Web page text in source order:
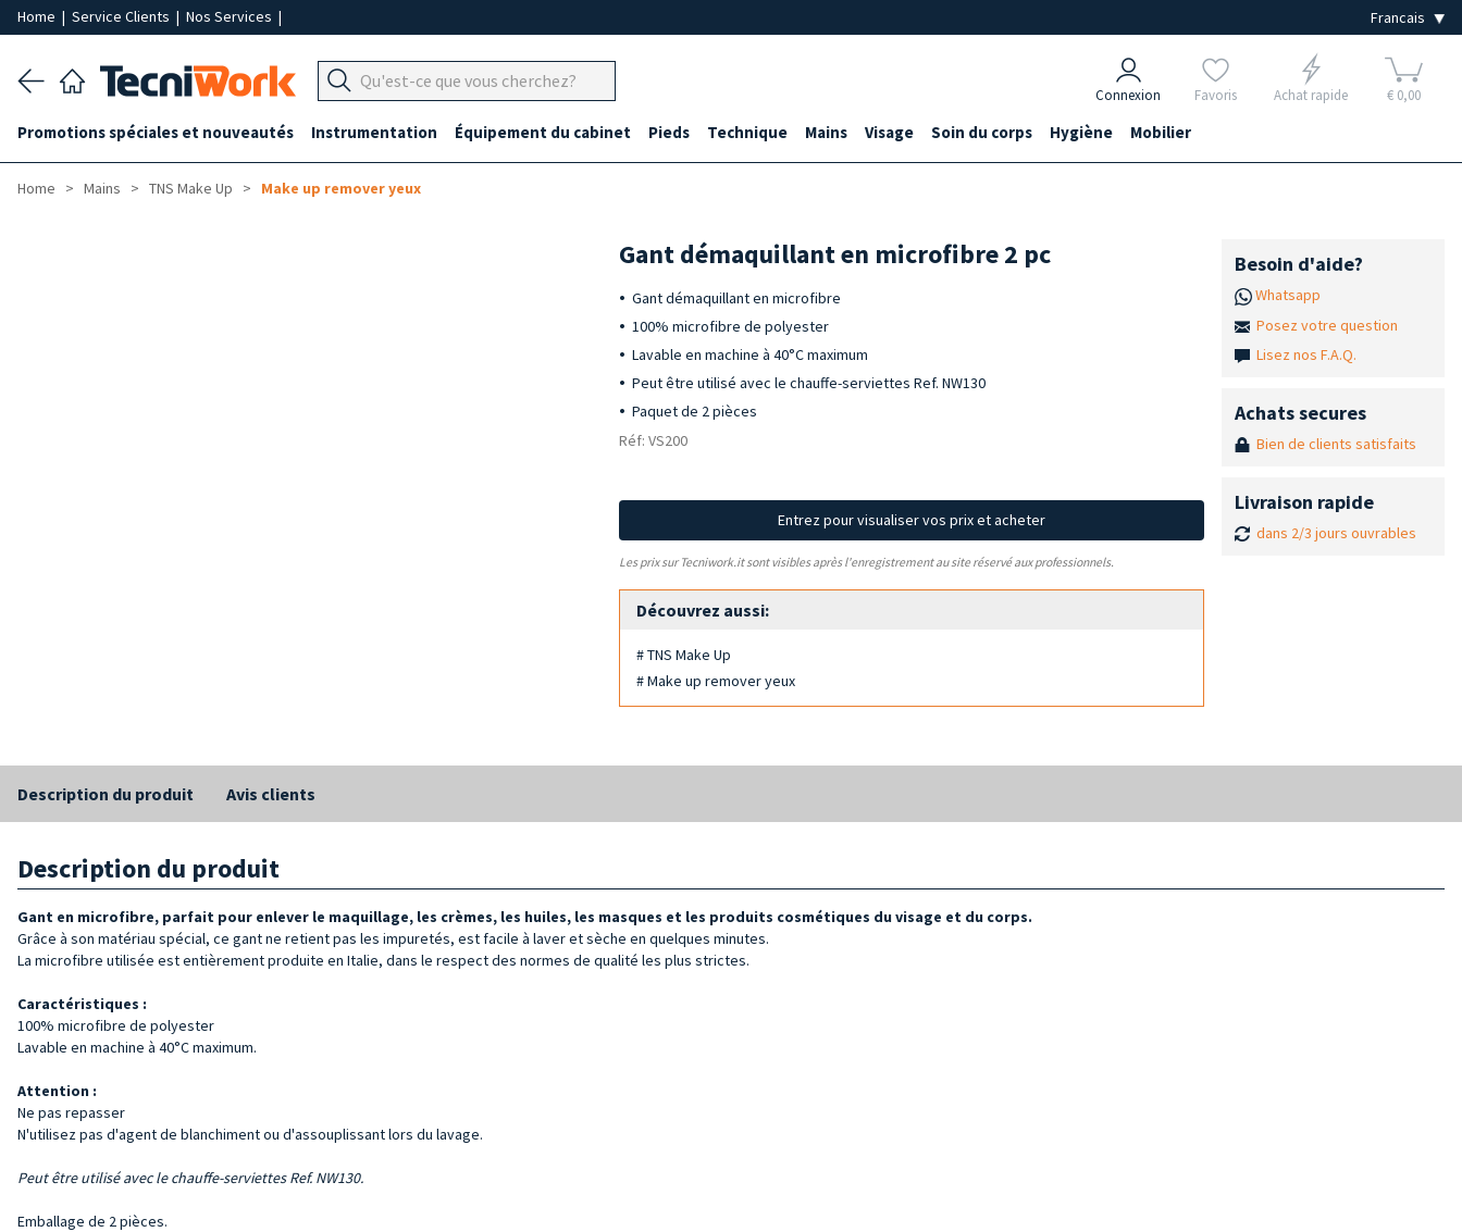
Home | Service Clients | Nos Services |
Connexion Favoris Achat rapide € 0,00
Promotions spéciales et nouveautés Instrumentation Équipement du cabinet Pieds Technique Mains Visage Soin du corps Hygiène Mobilier
Home Mains TNS Make Up Make up remover yeux
Gant démaquillant en microfibre 2 pc
Gant démaquillant en microfibre
100% microfibre de polyester
Lavable en machine à 40°C maximum
Peut être utilisé avec le chauffe-serviettes Ref. NW130
Paquet de 2 pièces
Réf: VS200
Entrez pour visualiser vos prix et acheter
Les prix sur Tecniwork.it sont visibles après l'enregistrement au site réservé aux professionnels.
Découvrez aussi:
# TNS Make Up
# Make up remover yeux
Besoin d'aide?
Whatsapp
Posez votre question
Lisez nos F.A.Q.
Achats secures
Bien de clients satisfaits
Livraison rapide
dans 2/3 jours ouvrables
Description du produit Avis clients
Description du produit
Gant en microfibre, parfait pour enlever le maquillage, les crèmes, les huiles, les masques et les produits cosmétiques du visage et du corps.
Grâce à son matériau spécial, ce gant ne retient pas les impuretés, est facile à laver et sèche en quelques minutes.
La microfibre utilisée est entièrement produite en Italie, dans le respect des normes de qualité les plus strictes.
Caractéristiques :
100% microfibre de polyester
Lavable en machine à 40°C maximum.
Attention :
Ne pas repasser
N'utilisez pas d'agent de blanchiment ou d'assouplissant lors du lavage.
Peut être utilisé avec le chauffe-serviettes Ref. NW130.
Emballage de 2 pièces.